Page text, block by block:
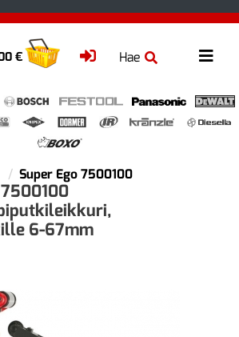
Hae
€
Super Ego 7500100
6-67mm